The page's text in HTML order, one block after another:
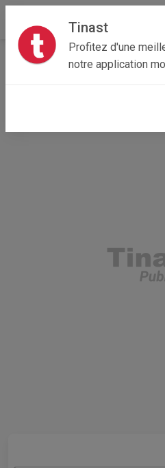
Tinast
Profitez d'une
notre application
Accueil Recherche